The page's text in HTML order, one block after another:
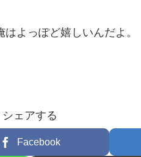
よっぽど嬉しいんだよ。
シェアする
Facebook